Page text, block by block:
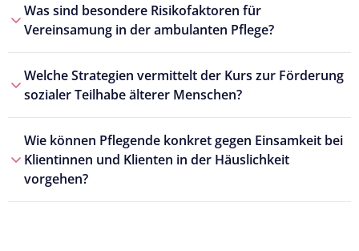
Was sind besondere Risikofaktoren für
Vereinsamung in der ambulanten Pflege?
Welche Strategien vermittelt der Kurs zur Förderung
sozialer Teilhabe älterer Menschen?
Wie können Pflegende konkret gegen Einsamkeit bei
Klientinnen und Klienten in der Häuslichkeit
vorgehen?